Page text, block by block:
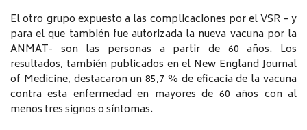
El otro grupo expuesto a las complicaciones por el VSR – y
para el que también fue autorizada la nueva vacuna por la
ANMAT- son las personas a partir de 60 años. Los
resultados, también publicados en el New England Journal
of Medicine, destacaron un 85,7 % de eficacia de la vacuna
contra esta enfermedad en mayores de 60 años con al
menos tres signos o síntomas.